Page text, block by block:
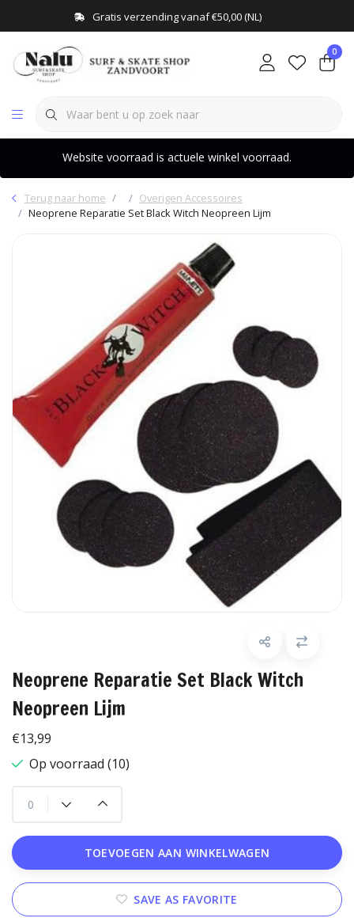
Gratis verzending vanaf €50,00 (NL)
0
Website voorraad is actuele winkel voorraad.
Terug naar home
Overigen Accessoires
Neoprene Reparatie Set Black Witch Neopreen Lijm
Neoprene Reparatie Set Black Witch
Neopreen Lijm
€13,99
Op voorraad (10)
TOEVOEGEN AAN WINKELWAGEN
SAVE AS FAVORITE